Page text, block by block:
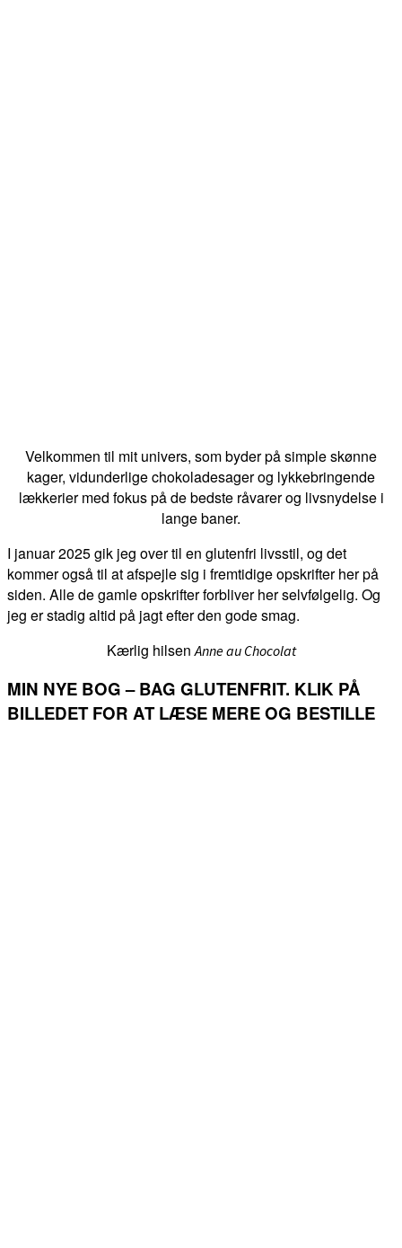
Velkommen til mit univers, som byder på simple skønne
kager, vidunderlige chokoladesager og lykkebringende
lækkerier med fokus på de bedste råvarer og livsnydelse i
lange baner.
I januar 2025 gik jeg over til en glutenfri livsstil, og det
kommer også til at afspejle sig i fremtidige opskrifter her på
siden. Alle de gamle opskrifter forbliver her selvfølgelig. Og
jeg er stadig altid på jagt efter den gode smag.
Kærlig hilsenAnne au Chocolat
MIN NYE BOG – BAG GLUTENFRIT. KLIK PÅ
BILLEDET FOR AT LÆSE MERE OG BESTILLE